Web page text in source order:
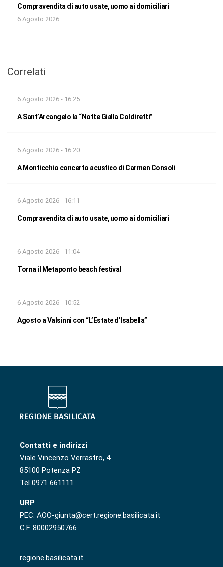
Compravendita di auto usate, uomo ai domiciliari
6 Agosto 2026
Correlati
6 Agosto 2026 - 16:25
A Sant’Arcangelo la “Notte Gialla Coldiretti”
6 Agosto 2026 - 16:20
A Monticchio concerto acustico di Carmen Consoli
6 Agosto 2026 - 16:11
Compravendita di auto usate, uomo ai domiciliari
6 Agosto 2026 - 11:04
Torna il Metaponto beach festival
6 Agosto 2026 - 10:52
Agosto a Valsinni con “L’Estate d’Isabella”
Contatti e indirizzi
Viale Vincenzo Verrastro, 4
85100 Potenza PZ
Tel 0971 661111
URP
PEC: AOO-giunta@cert.regione.basilicata.it
C.F. 80002950766
regione.basilicata.it